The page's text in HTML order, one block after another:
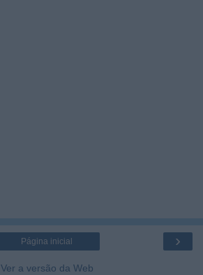
›
Página inicial
Ver a versão da Web